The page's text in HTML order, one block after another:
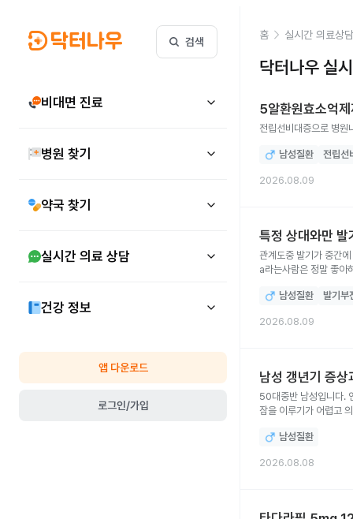
검색
비대면 진료
병원 찾기
약국 찾기
실시간 의료 상담
건강 정보
앱 다운로드
로그인/가입
홈 실시간 의료상담
닥터나우 실
5알환원효소억
전립선비대증으로 병
남성질환 전립선
2026.08.09
특정 상대와만
관계도중 발기가 중간
a라는사람은 정말 좋아하는 사람인데 이사
남성질환
발기부
2026.08.09
남성 갱년기 증
50대중반 남성입니다. 언제부터인지 정확
잠을 이루기가 어렵고
남성질환
2026.08.08